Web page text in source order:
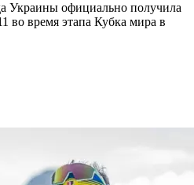
Украины официально получила
во время этапа Кубка мира в